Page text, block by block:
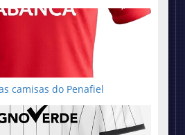
camisas do Penafiel